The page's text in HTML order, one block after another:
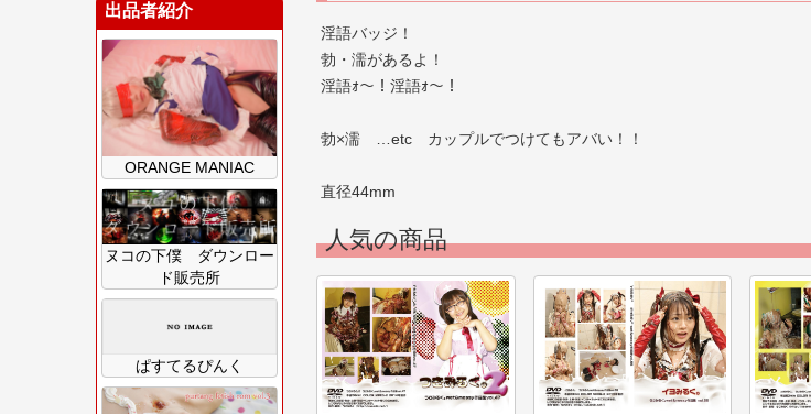
出品者紹介
ORANGE MANIAC
ヌコの下僕 ダウンロー
ド販売所
ぱすてるぴんく
淫語バッジ！
勃・濡があるよ！
淫語ｫ～！淫語ｫ～！
勃×濡 …etc カップルでつけてもアバい！！
直径44mm
人気の商品